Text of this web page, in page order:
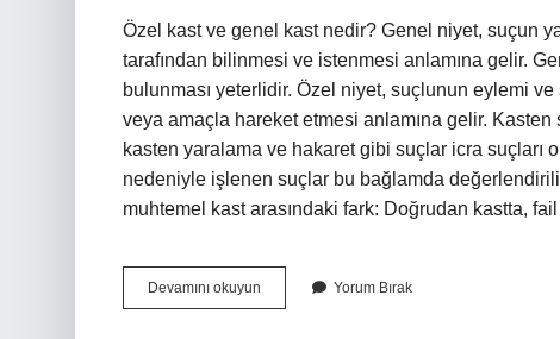
Özel kast ve genel kast nedir? Genel niyet, suçun
tarafından bilinmesi ve istenmesi anlamına gelir.
bulunması yeterlidir. Özel niyet, suçlunun eylemi
veya amaçla hareket etmesi anlamına gelir.
kasten yaralama ve hakaret gibi suçlar icra suçları
nedeniyle işlenen suçlar bu bağlamda
muhtemel kast arasındaki fark: Doğrudan kastta,
Devamını okuyun
Çeşitleri
Yorum Bırak